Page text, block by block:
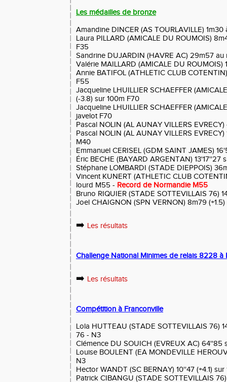
Les médailles de bronze
Amandine DINCER (AS TOURLAVILLE)
Laura PILLARD (AMICALE DU ROUMOIS)
F35
Sandrine DUJARDIN (HAVRE AC) 29m57 au
Valérie MAILLARD (AMICALE DU ROUMOIS)
Annie BATIFOL (ATHLETIC CLUB
F55
Jacqueline LHUILLIER SCHAEFFER
(-3.8) sur 100m F70
Jacqueline LHUILLIER SCHAEFFER
javelot F70
Pascal NOLIN (AL AUNAY VILLERS
Pascal NOLIN (AL AUNAY VILLERS
M40
Emmanuel CERISEL (GDM SAINT JAMES)
Éric BECHE (BAYARD ARGENTAN)
Stéphane LOMBARDI (STADE DIEPPOIS)
Vincent KUNERT (ATHLETIC CLUB
lourd M55 - Record de Normandie M55
Bruno RIQUIER (STADE SOTTEVILLAIS 76)
Joel CHAIGNON (SPN VERNON) 8m79
➡️ Les résultats
Challenge National Minimes de relais 8228 à
➡️ Les résultats
Compétition à Franconville
Lola HUTTEAU (STADE SOTTEVILLAIS 76)
76 - N3
Clémence DU SOUICH (EVREUX AC) 64''85
Louise BOULENT (EA MONDEVILLE
N3
Hector WANDT (SC BERNAY) 10''47 (+4.1)
Patrick CIBANGU (STADE SOTTEVILLAIS